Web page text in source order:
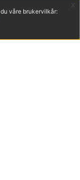
våre brukervilkår:
x